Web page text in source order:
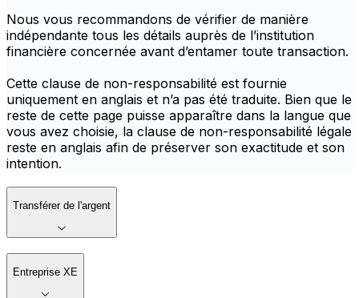
Nous vous recommandons de vérifier de manière
indépendante tous les détails auprès de l’institution
financière concernée avant d’entamer toute transaction.
Cette clause de non-responsabilité est fournie
uniquement en anglais et n’a pas été traduite. Bien que le
reste de cette page puisse apparaître dans la langue que
vous avez choisie, la clause de non-responsabilité légale
reste en anglais afin de préserver son exactitude et son
intention.
Transférer de l'argent
Entreprise XE